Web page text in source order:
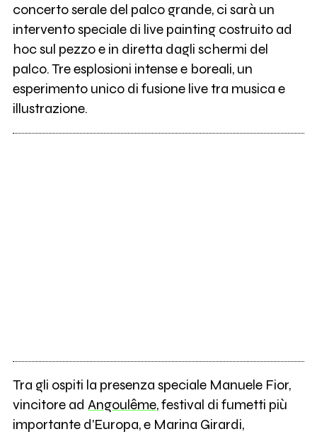
concerto serale del palco grande, ci sarà un
intervento speciale di live painting costruito ad
hoc sul pezzo e in diretta dagli schermi del
palco. Tre esplosioni intense e boreali, un
esperimento unico di fusione live tra musica e
illustrazione.
Tra gli ospiti la presenza speciale Manuele Fior,
vincitore ad Angoulême, festival di fumetti più
importante d'Europa, e Marina Girardi,